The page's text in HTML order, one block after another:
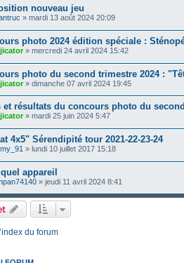
nouveau jeu
» mardi 13 août 2024 20:09
photo 2024 édition spéciale :
» mercredi 24 avril 2024 15:42
photo du second trimestre 2024 :
» dimanche 07 avril 2024 19:45
et résultats du concours photo du
» mardi 25 juin 2024 5:47
4x5" Sérendipité tour 2021-22-23-24
» lundi 10 juillet 2017 15:18
appareil
» jeudi 11 avril 2024 8:41
du forum